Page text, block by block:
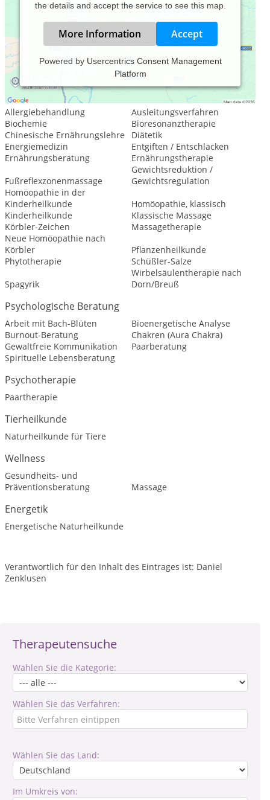
Therapeutensuche
Wählen Sie die Kategorie:
Wählen Sie das Verfahren:
Wählen Sie das Land:
Im Umkreis von:
the details and accept the service to see this map.
More Information Accept
Powered by Usercentrics Consent Management
Platform
Leistungsspektrum:
Traditionelle und komplementäre Medizin, Heilkunde
Allergiebehandlung
Ausleitungsverfahren
Biochemie
Bioresonanztherapie
Chinesische Ernährungslehre
Diätetik
Energiemedizin
Entgiften / Entschlacken
Ernährungsberatung
Ernährungstherapie
Fußreflexzonenmassage
Gewichtsreduktion /
Gewichtsregulation
Homöopathie in der
Kinderheilkunde
Homöopathie, klassisch
Kinderheilkunde
Klassische Massage
Körbler-Zeichen
Massagetherapie
Neue Homöopathie nach
Körbler
Pflanzenheilkunde
Phytotherapie
Schüßler-Salze
Spagyrik
Wirbelsäulentherapie nach
Dorn/Breuß
Psychologische Beratung
Arbeit mit Bach-Blüten
Bioenergetische Analyse
Burnout-Beratung
Chakren (Aura Chakra)
Gewaltfreie Kommunikation
Paarberatung
Spirituelle Lebensberatung
Psychotherapie
Paartherapie
Tierheilkunde
Naturheilkunde für Tiere
Wellness
Gesundheits- und
Präventionsberatung
Massage
Energetik
Energetische Naturheilkunde
Verantwortlich für den Inhalt des Eintrages ist: Daniel
Zenklusen